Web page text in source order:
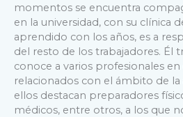
momentos se encuentra
en la universidad, con su clínica
aprendido con los años, es a
del resto de los trabajadores. Él
conoce a varios profesionales
relacionados con el ámbito de
ellos destacan preparadores
médicos, entre otros, a los que